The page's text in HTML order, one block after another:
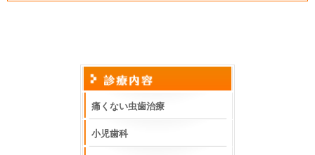
痛くない虫歯治療
小児歯科